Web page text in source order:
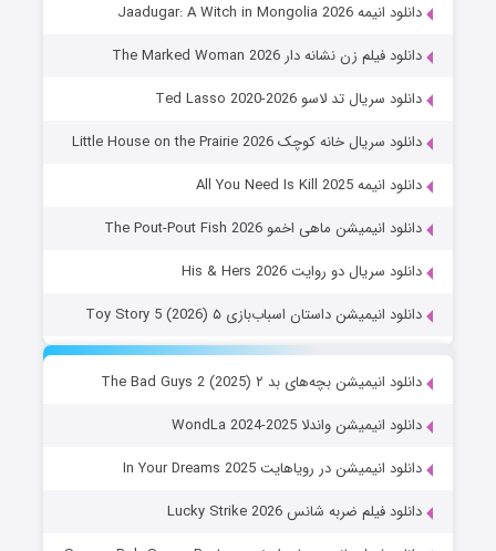
دانلود انیمه Jaadugar: A Witch in Mongolia 2026
دانلود فیلم زن نشانه دار The Marked Woman 2026
دانلود سریال تد لاسو Ted Lasso 2020-2026
دانلود سریال خانه کوچک Little House on the Prairie 2026
دانلود انیمه All You Need Is Kill 2025
دانلود انیمیشن ماهی اخمو The Pout-Pout Fish 2026
دانلود سریال دو روایت His & Hers 2026
دانلود انیمیشن داستان اسباب‌بازی ۵ Toy Story 5 (2026)
دانلود انیمیشن بچه‌های بد ۲ The Bad Guys 2 (2025)
دانلود انیمیشن واندلا WondLa 2024-2025
دانلود انیمیشن در رویاهایت In Your Dreams 2025
دانلود فیلم ضربه شانس Lucky Strike 2026